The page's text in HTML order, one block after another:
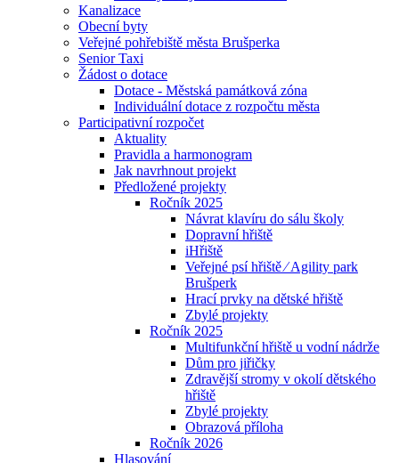
Kanalizace
Obecní byty
Veřejné pohřebiště města Brušperka
Senior Taxi
Žádost o dotace
Dotace - Městská památková zóna
Individuální dotace z rozpočtu města
Participativní rozpočet
Aktuality
Pravidla a harmonogram
Jak navrhnout projekt
Předložené projekty
Ročník 2025
Návrat klavíru do sálu školy
Dopravní hřiště
iHřiště
Veřejné psí hřiště ⁄ Agility park
Brušperk
Hrací prvky na dětské hřiště
Zbylé projekty
Ročník 2025
Multifunkční hřiště u vodní nádrže
Dům pro jiřičky
Zdravější stromy v okolí dětského
hřiště
Zbylé projekty
Obrazová příloha
Ročník 2026
Hlasování